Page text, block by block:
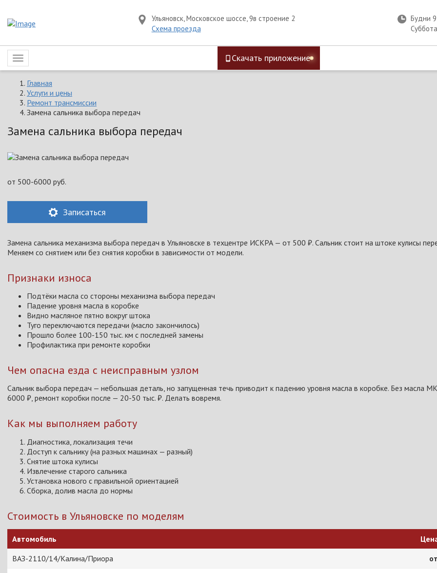
Ульяновск, Московское шоссе, 9в строение 2
Схема проезда
Будни
Toggle
navigation
Скачать приложение
Главная
Услуги и цены
Ремонт трансмиссии
Замена сальника выбора передач
Замена сальника выбора передач
от 500-6000 руб.
Записаться
Замена сальника механизма выбора передач в Ульяновске в техцентре ИСКРА — от 500 ₽. Сальник стоит на штоке кулисы
Меняем со снятием или без снятия коробки в зависимости от модели.
Признаки износа
Подтёки масла со стороны механизма выбора передач
Падение уровня масла в коробке
Видно масляное пятно вокруг штока
Туго переключаются передачи (масло закончилось)
Прошло более 100-150 тыс. км с последней замены
Профилактика при ремонте коробки
Чем опасна езда с неисправным узлом
Сальник выбора передач — небольшая деталь, но запущенная течь приводит к падению уровня масла в коробке. Без масла
6000 ₽, ремонт коробки после — 20-50 тыс. ₽. Делать вовремя.
Как мы выполняем работу
Диагностика, локализация течи
Доступ к сальнику (на разных машинах — разный)
Снятие штока кулисы
Извлечение старого сальника
Установка нового с правильной ориентацией
Сборка, долив масла до нормы
Стоимость в Ульяновске по моделям
Автомобиль
ВАЗ-2110/14/Калина/Приора